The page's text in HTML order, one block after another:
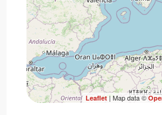
Leaflet| Map data ©